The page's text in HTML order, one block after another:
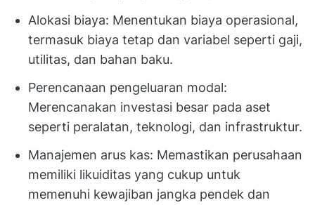
Alokasi biaya: Menentukan biaya operasional,
termasuk biaya tetap dan variabel seperti gaji,
utilitas, dan bahan baku.
Perencanaan pengeluaran modal:
Merencanakan investasi besar pada aset
seperti peralatan, teknologi, dan infrastruktur.
Manajemen arus kas: Memastikan perusahaan
memiliki likuiditas yang cukup untuk
memenuhi kewajiban jangka pendek dan